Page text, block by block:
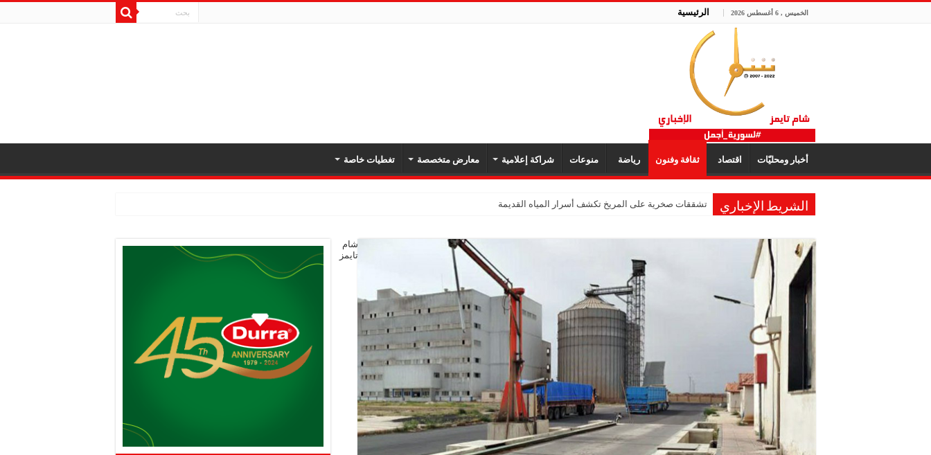
الخميس , 6 أغسطس 2026 الرئيسية
أخبار ومحليّات اقتصاد ثقافة وفنون رياضة منوعات شراكة إعلامية معارض متخصصة تغطيات خاصة
الشريط الإخباري تشققات صخرية على المريخ تكشف أسرار المياه القديمة
شام
تايمز